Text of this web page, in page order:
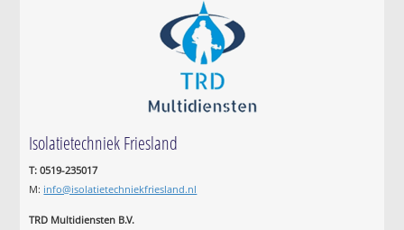
Isolatietechniek Friesland
T: 0519-235017
M: info@isolatietechniekfriesland.nl
TRD Multidiensten B.V.